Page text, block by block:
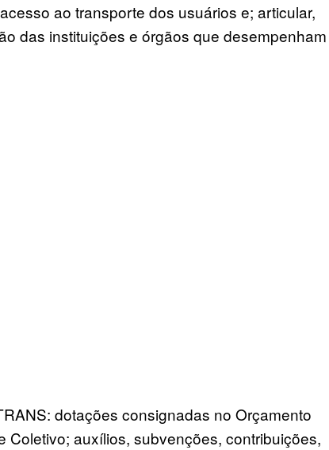
ao transporte dos usuários e; articular,
das instituições e órgãos que desempenham
dotações consignadas no Orçamento
Coletivo; auxílios, subvenções, contribuições,